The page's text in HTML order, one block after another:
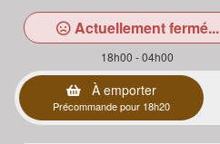
Actuellement fermé...
18h00 - 04h00
À emporter
Précommande pour 18h20